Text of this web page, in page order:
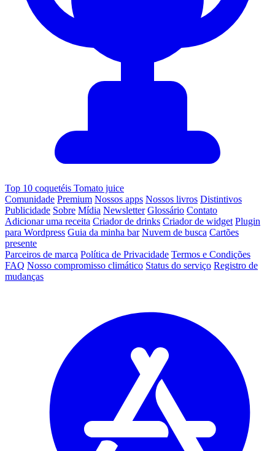
Top 10 coquetéis Tomato juice
Comunidade Premium Nossos apps Nossos livros Distintivos
Publicidade Sobre Mídia Newsletter Glossário Contato
Adicionar uma receita Criador de drinks Criador de widget Plugin
para Wordpress Guia da minha bar Nuvem de busca Cartões
presente
Parceiros de marca Política de Privacidade Termos e Condições
FAQ Nosso compromisso climático Status do serviço Registro de
mudanças